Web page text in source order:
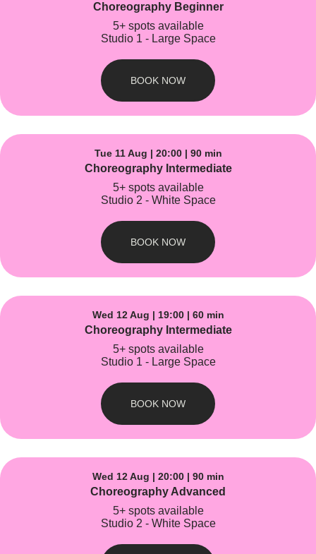
Choreography Beginner
5+ spots available
Studio 1 - Large Space
BOOK NOW
Tue 11 Aug | 20:00 | 90 min
Choreography Intermediate
5+ spots available
Studio 2 - White Space
BOOK NOW
Wed 12 Aug | 19:00 | 60 min
Choreography Intermediate
5+ spots available
Studio 1 - Large Space
BOOK NOW
Wed 12 Aug | 20:00 | 90 min
Choreography Advanced
5+ spots available
Studio 2 - White Space